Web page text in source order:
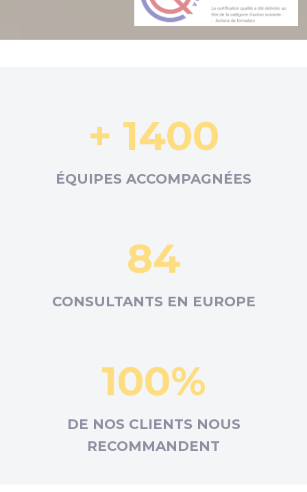
+ 1400
ÉQUIPES ACCOMPAGNÉES
84
CONSULTANTS EN EUROPE
100%
DE NOS CLIENTS NOUS
RECOMMANDENT